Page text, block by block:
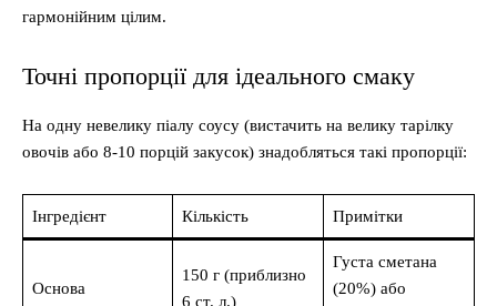
гармонійним цілим.
Точні пропорції для ідеального смаку
На одну невелику піалу соусу (вистачить на велику тарілку
овочів або 8-10 порцій закусок) знадобляться такі пропорції:
Інгредієнт Кількість Примітки
Основа
150 г (приблизно
6 ст. л.)
Густа сметана
(20%) або